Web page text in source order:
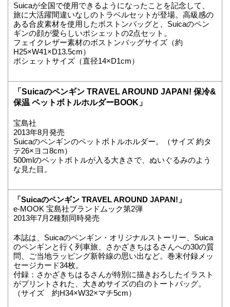
Suicaが全国で使用できるようになったことを記念して、
旅に大活躍間違いなしのトラベルセットが登場。高級感の
ある合皮素材を使用したボストンバッグと、Suicaのペン
ギンの顔が愛らしいポシェットの2点セット。
フェイクレザー素材のボストンバッグサイズ（約
H25×W41×D13.5cm）
ポシェットサイズ（直径14×D1cm）
「Suicaのペンギン TRAVEL AROUND JAPAN! 保冷&
保温 ペットボトルホルダーBOOK」
宝島社
2013年8月発売
Suicaのペンギンのペットボトルホルダー。（サイズ 約タ
テ26×ヨコ8cm）
500mlのペットボトルが入る大きさで、ぬいぐるみのよう
な見た目。
「Suicaのペンギン TRAVEL AROUND JAPAN!」
e-MOOK 宝島社ブランドムック第2弾
2013年7月2種類同時発売
本誌は、Suicaのペンギン・オリジナルストーリー、Suica
のペンギンと行く列車旅、さかざきちはるさんへの30の質
問、ご当地ラッピング新幹線の思い出など。巻末付録メッ
セージカード34枚。
付録：さかざきちはるさんが特別に描きおろしたイラスト
がプリントされた、大きめサイズの白のトートバッグ。
（サイズ 約H34×W32×マチ5cm）